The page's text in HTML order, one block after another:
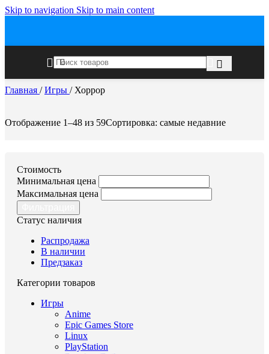
Skip to navigation Skip to main content
Главная / Игры / Хоррор
Отображение 1–48 из 59Сортировка: самые недавние
Стоимость
Минимальная цена
Максимальная цена
Статус наличия
Распродажа
В наличии
Предзаказ
Категории товаров
Игры
Anime
Epic Games Store
Linux
PlayStation